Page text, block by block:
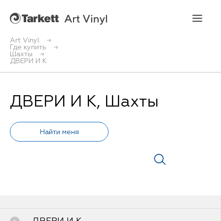
Art Vinyl
Где купить
Шахты
ДВЕРИ И К
ДВЕРИ И К, Шахты
Укладка
Конструктор интерьера
Art Vinyl в интерьере